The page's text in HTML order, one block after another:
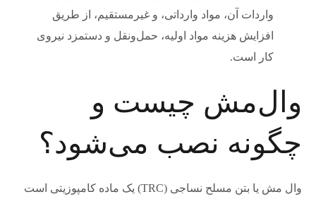
واردات آن، مواد وارداتی، و غیر‌مستقیم، از طریق
افزایش هزینه مواد اولیه، حمل‌و‌نقل و دستمزد نیروی
کار است.
وال‌مش چیست و
چگونه نصب می‌شود؟
وال مش یا بتن مسلح نساجی (TRC) یک ماده کامپوزیتی است